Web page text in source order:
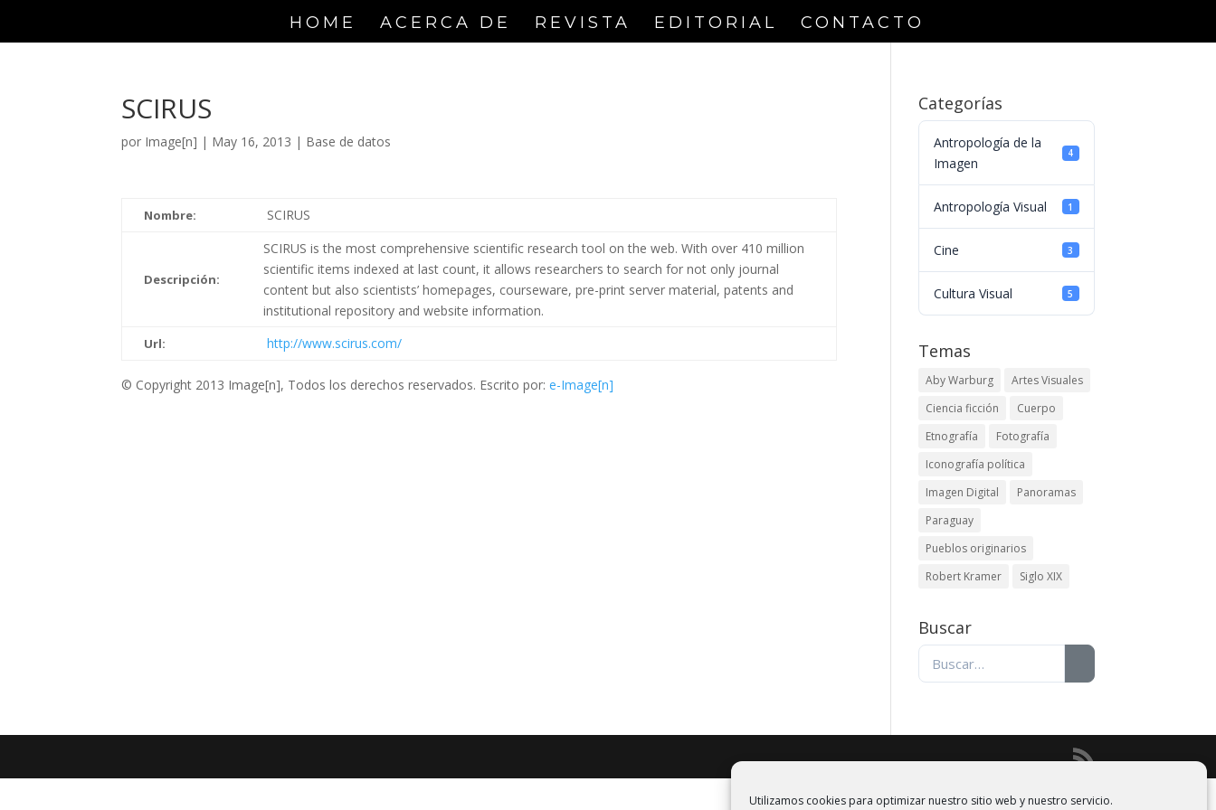
Utilizamos cookies para optimizar nuestro sitio web y nuestro servicio.
HOME ACERCA DE REVISTA EDITORIAL CONTACTO
SCIRUS
por Image[n] | May 16, 2013 | Base de datos
Nombre: SCIRUS
Descripción:
SCIRUS is the most comprehensive scientific research tool on the web. With over 410 million
scientific items indexed at last count, it allows researchers to search for not only journal
content but also scientists’ homepages, courseware, pre-print server material, patents and
institutional repository and website information.
Url: http://www.scirus.com/
© Copyright 2013 Image[n], Todos los derechos reservados. Escrito por:e-Image[n]
Categorías
Antropología de la
Imagen
4
Antropología Visual 1
Cine 3
Cultura Visual 5
Temas
Aby Warburg
Artes Visuales
Ciencia ficción
Cuerpo
Etnografía
Fotografía
Iconografía política
Imagen Digital
Panoramas
Paraguay
Pueblos originarios
Robert Kramer
Siglo XIX
Buscar